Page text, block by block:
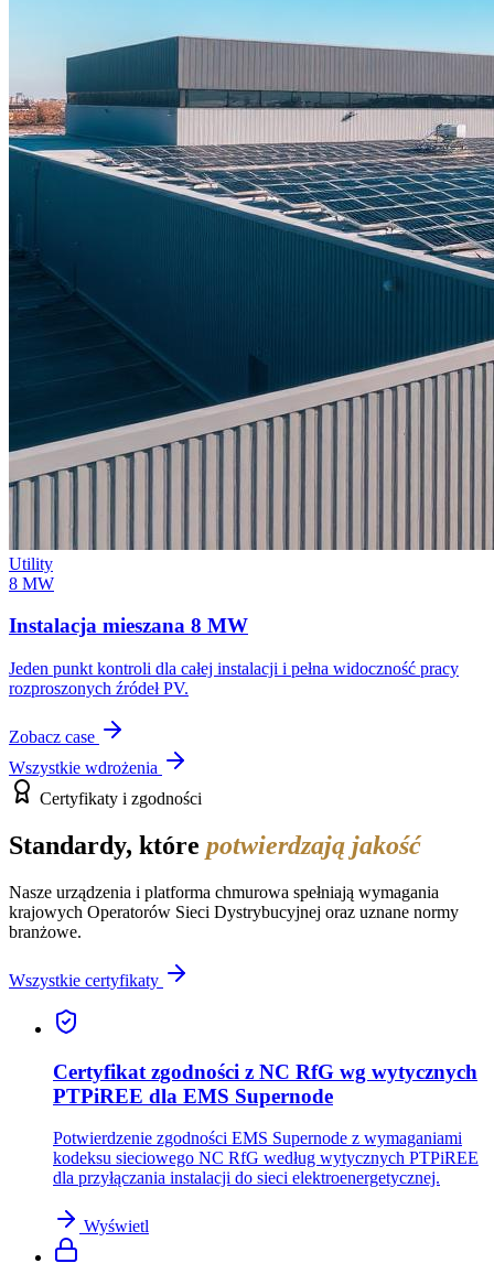
Utility
8 MW
Instalacja mieszana 8 MW
Jeden punkt kontroli dla całej instalacji i pełna widoczność pracy
rozproszonych źródeł PV.
Zobacz case
Wszystkie wdrożenia
Certyfikaty i zgodności
Standardy, które potwierdzają jakość
Nasze urządzenia i platforma chmurowa spełniają wymagania
krajowych Operatorów Sieci Dystrybucyjnej oraz uznane normy
branżowe.
Wszystkie certyfikaty
Certyfikat zgodności z NC RfG wg wytycznych
PTPiREE dla EMS Supernode
Potwierdzenie zgodności EMS Supernode z wymaganiami
kodeksu sieciowego NC RfG według wytycznych PTPiREE
dla przyłączania instalacji do sieci elektroenergetycznej.
Wyświetl